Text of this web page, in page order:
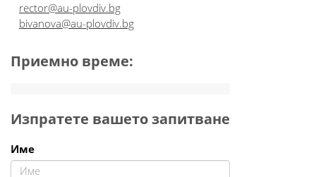
rector@au-plovdiv.bg
bivanova@au-plovdiv.bg
Приемно време:
Изпратете вашето запитване
Име